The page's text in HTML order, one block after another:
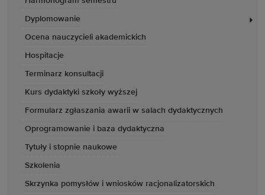
Dyplomowanie
Ocena nauczycieli akademickich
Hospitacje
Terminarz konsultacji
Kurs dydaktyki szkoły wyższej
Formularz zgłaszania awarii w salach dydaktycznych
Oprogramowanie i baza dydaktyczna
Tytuły i stopnie naukowe
Szkolenia
Skrzynka pomysłów i wniosków racjonalizatorskich